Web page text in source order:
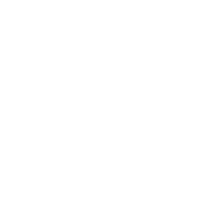
рекой и природным парком.
вашей квартиры.